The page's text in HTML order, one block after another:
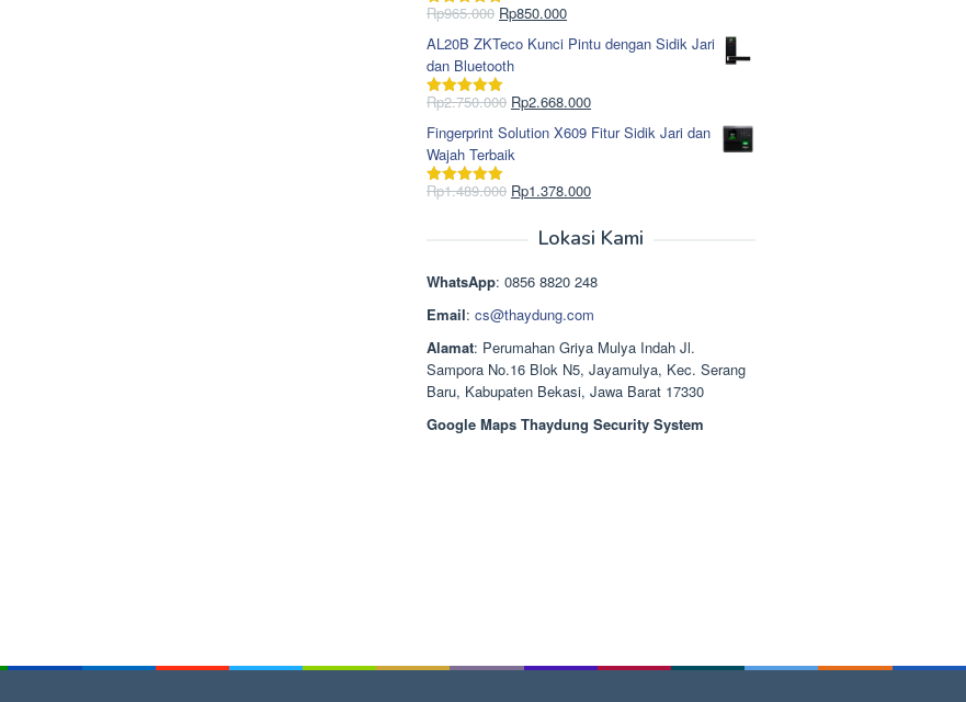
Dinilai5.00
Rp965.000 Harga
aslinya
adalah:
Rp965.000.
Rp850.000Harga
saat
ini
Rp850.000.
AL20B ZKTeco Kunci Pintu dengan Sidik Jari
dan Bluetooth
Dinilai5.00
Rp2.750.000 Harga
aslinya
adalah:
Rp2.750.000.
Rp2.668.000Harga
saat
ini
Rp2.668.000.
Fingerprint Solution X609 Fitur Sidik Jari dan
Wajah Terbaik
Dinilai5.00
Rp1.489.000 Harga
adalah:
Rp1.378.000Harga
ini
Rp1.378.000.
Lokasi Kami
WhatsApp: 0856 8820 248
Email: cs@thaydung.com
Alamat: Perumahan Griya Mulya Indah Jl.
Sampora No.16 Blok N5, Jayamulya, Kec. Serang
Baru, Kabupaten Bekasi, Jawa Barat 17330
Google Maps Thaydung Security System